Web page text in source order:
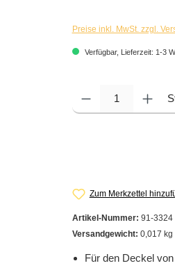
Preise inkl. MwSt. zzgl.
Verfügbar, Lieferzeit: 1-3
Produkt Anzahl: Gib den
Zum Merkzettel
Artikel-Nummer: 91-3324
Versandgewicht: 0,017 kg
Für den Deckel